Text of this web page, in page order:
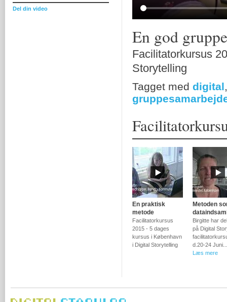
Del din video
En god
Facilitatorkursus
Storytelling
Tagget med digital
En praktisk
metode
Facilitatorkursus
2015 - 5 dages
kursus i København
i Digital Storytelling
Metoden
Birgitte har
på Digital
d.20-24 Juni...
Læs mere